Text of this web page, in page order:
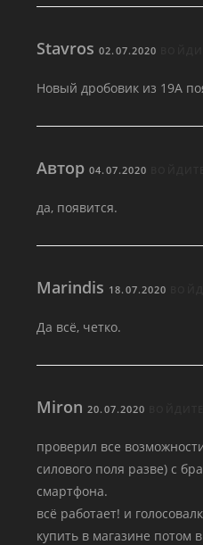
Stavros02.07.2020
Новый дробовик из 19А
Автор04.07.2020
да, появится.
Marindis 18.07.2020
Да всё, четко.
Miron 20.07.2020
проверил все
силового поля разве) с
смартфона.
всё работает! и
купить в магазине потом